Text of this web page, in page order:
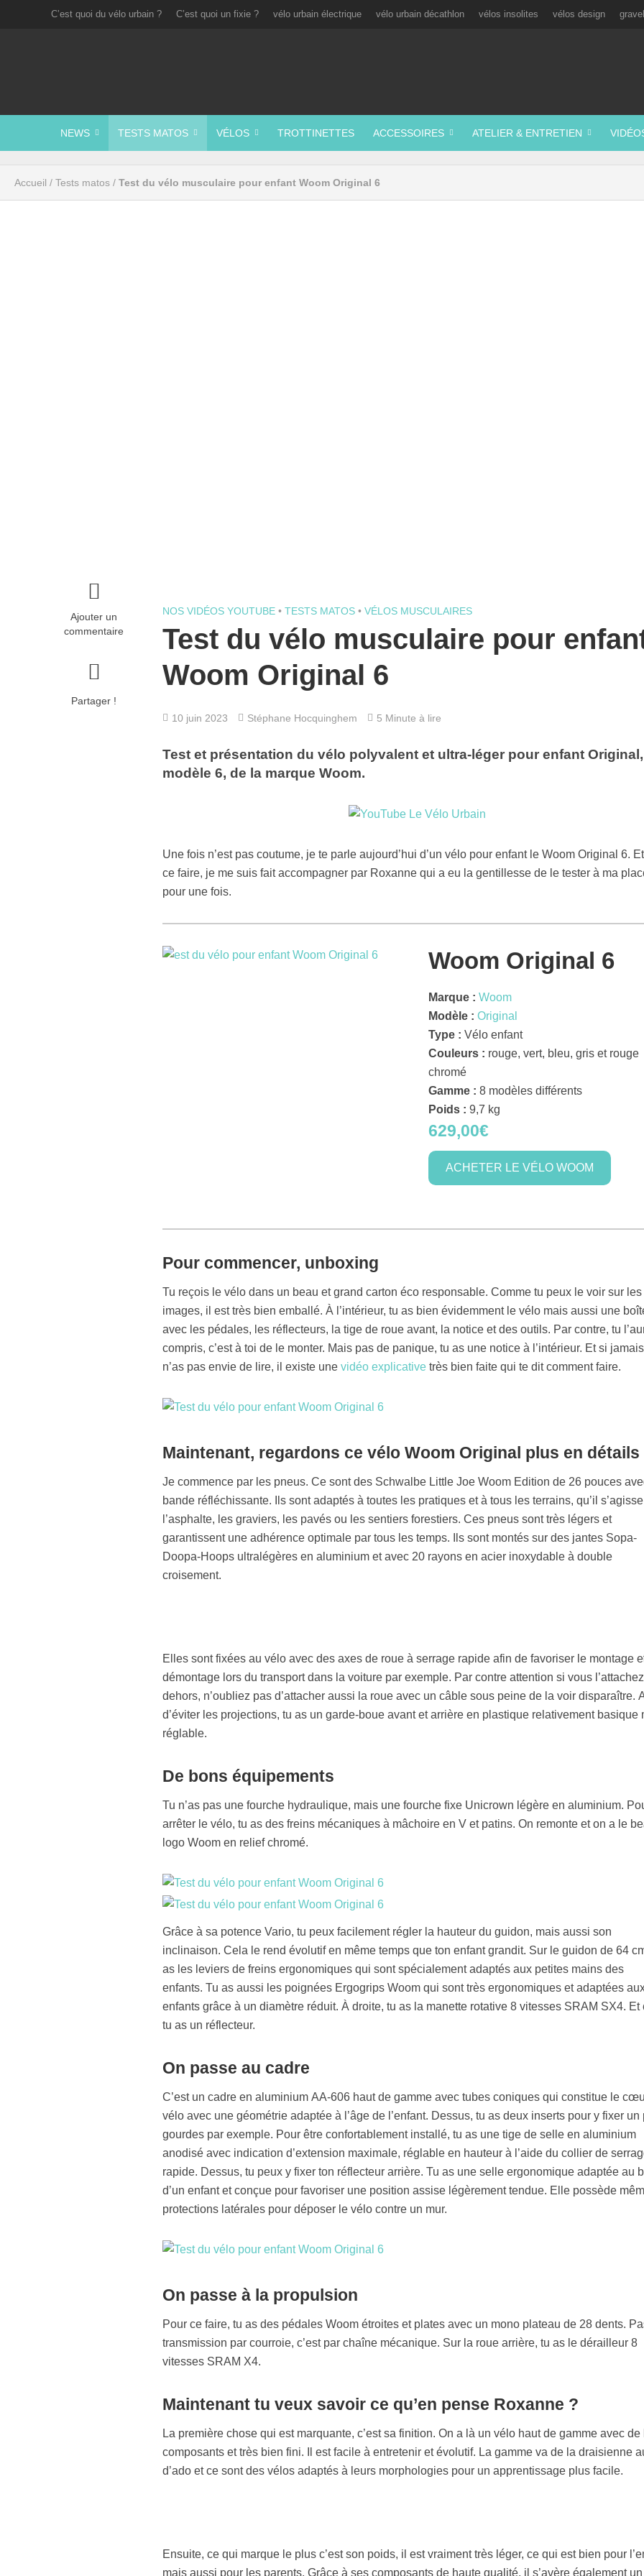
C’est quoi du vélo urbain ? C’est quoi un fixie ? vélo urbain électrique vélo urbain décathlon vélos insolites vélos design gravel
NEWS TESTS MATOS VÉLOS TROTTINETTES ACCESSOIRES ATELIER & ENTRETIEN
Accueil / Tests matos / Test du vélo musculaire pour enfant Woom Original 6
Ajouter un
commentaire
Partager !
NOS VIDÉOS YOUTUBE • TESTS MATOS • VÉLOS MUSCULAIRES
Test du vélo musculaire pour
Woom Original 6
10 juin 2023 Stéphane Hocquinghem 5 Minute à lire
Test et présentation du vélo polyvalent et ultra-léger pour enfant Original,
modèle 6, de la marque Woom.
Une fois n’est pas coutume, je te parle aujourd’hui d’un vélo pour enfant le Woom Original 6.
ce faire, je me suis fait accompagner par Roxanne qui a eu la gentillesse de le tester à ma
pour une fois.
Woom Original 6
Marque : Woom
Modèle : Original
Type : Vélo enfant
Couleurs : rouge, vert, bleu, gris et rouge
chromé
Gamme : 8 modèles différents
Poids : 9,7 kg
629,00€
ACHETER LE VÉLO WOOM
Pour commencer, unboxing
Tu reçois le vélo dans un beau et grand carton éco responsable. Comme tu peux le voir sur les
images, il est très bien emballé. À l’intérieur, tu as bien évidemment le vélo mais aussi une
avec les pédales, les réflecteurs, la tige de roue avant, la notice et des outils. Par contre, tu
compris, c’est à toi de le monter. Mais pas de panique, tu as une notice à l’intérieur. Et si
n’as pas envie de lire, il existe une vidéo explicativetrès bien faite qui te dit comment faire.
Maintenant, regardons ce vélo Woom Original plus en détails
Je commence par les pneus. Ce sont des Schwalbe Little Joe Woom Edition de 26 pouces
bande réfléchissante. Ils sont adaptés à toutes les pratiques et à tous les terrains, qu’il
l’asphalte, les graviers, les pavés ou les sentiers forestiers. Ces pneus sont très légers et
garantissent une adhérence optimale par tous les temps. Ils sont montés sur des jantes Sopa-
Doopa-Hoops ultralégères en aluminium et avec 20 rayons en acier inoxydable à double
croisement.
Elles sont fixées au vélo avec des axes de roue à serrage rapide afin de favoriser le montage
démontage lors du transport dans la voiture par exemple. Par contre attention si vous l’attachez
dehors, n’oubliez pas d’attacher aussi la roue avec un câble sous peine de la voir disparaître.
d’éviter les projections, tu as un garde-boue avant et arrière en plastique relativement basique
réglable.
De bons équipements
Tu n’as pas une fourche hydraulique, mais une fourche fixe Unicrown légère en aluminium.
arrêter le vélo, tu as des freins mécaniques à mâchoire en V et patins. On remonte et on a le
logo Woom en relief chromé.
Grâce à sa potence Vario, tu peux facilement régler la hauteur du guidon, mais aussi son
inclinaison. Cela le rend évolutif en même temps que ton enfant grandit. Sur le guidon de 64
as les leviers de freins ergonomiques qui sont spécialement adaptés aux petites mains des
enfants. Tu as aussi les poignées Ergogrips Woom qui sont très ergonomiques et adaptées
enfants grâce à un diamètre réduit. À droite, tu as la manette rotative 8 vitesses SRAM SX4. Et
tu as un réflecteur.
On passe au cadre
C’est un cadre en aluminium AA-606 haut de gamme avec tubes coniques qui constitue le
vélo avec une géométrie adaptée à l’âge de l’enfant. Dessus, tu as deux inserts pour y fixer un
gourdes par exemple. Pour être confortablement installé, tu as une tige de selle en aluminium
anodisé avec indication d’extension maximale, réglable en hauteur à l’aide du collier de
rapide. Dessus, tu peux y fixer ton réflecteur arrière. Tu as une selle ergonomique adaptée au
d’un enfant et conçue pour favoriser une position assise légèrement tendue. Elle possède
protections latérales pour déposer le vélo contre un mur.
On passe à la propulsion
Pour ce faire, tu as des pédales Woom étroites et plates avec un mono plateau de 28 dents.
transmission par courroie, c’est par chaîne mécanique. Sur la roue arrière, tu as le dérailleur 8
vitesses SRAM X4.
Maintenant tu veux savoir ce qu’en pense Roxanne ?
La première chose qui est marquante, c’est sa finition. On a là un vélo haut de gamme avec de
composants et très bien fini. Il est facile à entretenir et évolutif. La gamme va de la draisienne
d’ado et ce sont des vélos adaptés à leurs morphologies pour un apprentissage plus facile.
Ensuite, ce qui marque le plus c’est son poids, il est vraiment très léger, ce qui est bien pour
mais aussi pour les parents. Grâce à ses composants de haute qualité, il s’avère également un